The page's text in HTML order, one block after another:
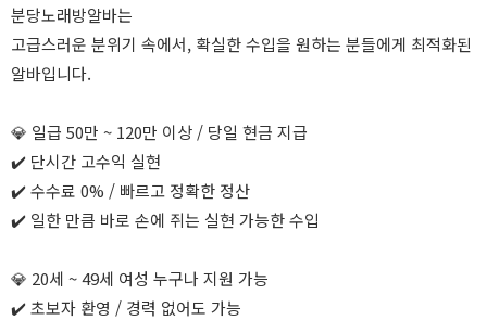
분당노래방알바는
고급스러운 분위기 속에서, 확실한 수입을 원하는 분들에게 최적화된
알바입니다.
💎 일급 50만 ~ 120만 이상 / 당일 현금 지급
✔️ 단시간 고수익 실현
✔️ 수수료 0% / 빠르고 정확한 정산
✔️ 일한 만큼 바로 손에 쥐는 실현 가능한 수입
💎 20세 ~ 49세 여성 누구나 지원 가능
✔️ 초보자 환영 / 경력 없어도 가능